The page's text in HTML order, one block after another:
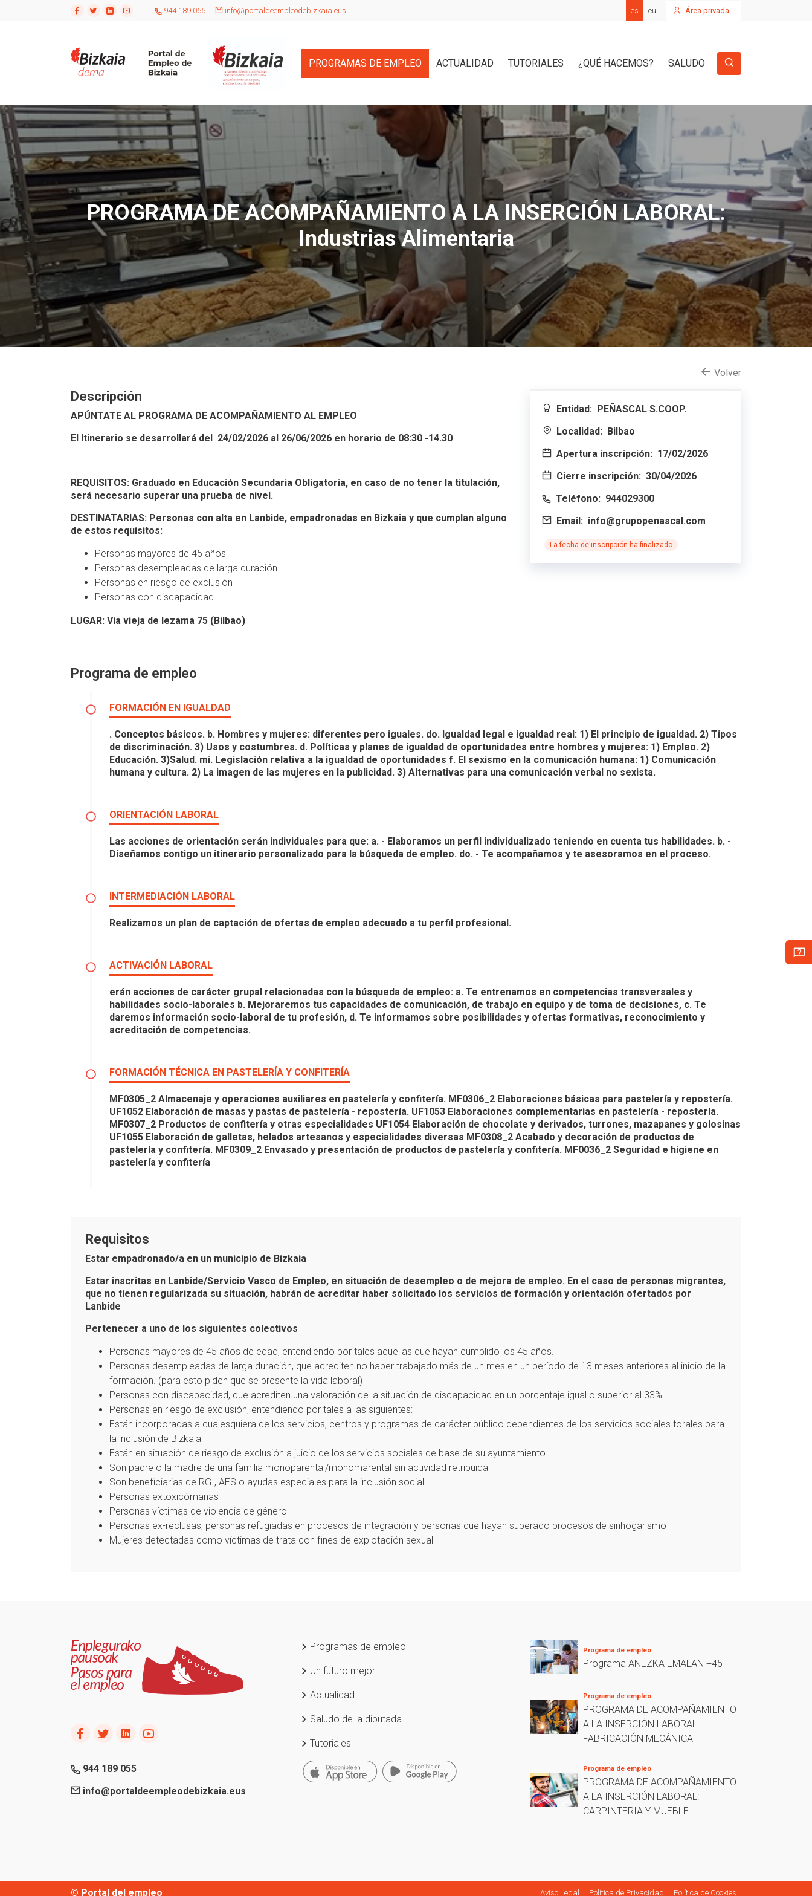
944 189 055 info@portaldeempleodebizkaia.eus es eu Área privada
PROGRAMAS DE EMPLEO ACTUALIDAD TUTORIALES ¿QUÉ HACEMOS? SALUDO
PROGRAMA DE ACOMPAÑAMIENTO A LA INSERCIÓN LABORAL:
Industrias Alimentaria
Volver
Descripción
APÚNTATE AL PROGRAMA DE ACOMPAÑAMIENTO AL EMPLEO
El Itinerario se desarrollará del 24/02/2026 al 26/06/2026 en horario de 08:30 -14.30
REQUISITOS: Graduado en Educación Secundaria Obligatoria, en caso de no tener la titulación,
será necesario superar una prueba de nivel.
DESTINATARIAS: Personas con alta en Lanbide, empadronadas en Bizkaia y que cumplan alguno
de estos requisitos:
Personas mayores de 45 años
Personas desempleadas de larga duración
Personas en riesgo de exclusión
Personas con discapacidad
LUGAR: Via vieja de lezama 75 (Bilbao)
Entidad: PEÑASCAL S.COOP.
Localidad: Bilbao
Apertura inscripción: 17/02/2026
Cierre inscripción: 30/04/2026
Teléfono: 944029300
Email: info@grupopenascal.com
La fecha de inscripción ha finalizado
Programa de empleo
FORMACIÓN EN IGUALDAD
. Conceptos básicos. b. Hombres y mujeres: diferentes pero iguales. do. Igualdad legal e igualdad real: 1) El principio de igualdad. 2) Tipos
de discriminación. 3) Usos y costumbres. d. Políticas y planes de igualdad de oportunidades entre hombres y mujeres: 1) Empleo. 2)
Educación. 3)Salud. mi. Legislación relativa a la igualdad de oportunidades f. El sexismo en la comunicación humana: 1) Comunicación
humana y cultura. 2) La imagen de las mujeres en la publicidad. 3) Alternativas para una comunicación verbal no sexista.
ORIENTACIÓN LABORAL
Las acciones de orientación serán individuales para que: a. - Elaboramos un perfil individualizado teniendo en cuenta tus habilidades. b. -
Diseñamos contigo un itinerario personalizado para la búsqueda de empleo. do. - Te acompañamos y te asesoramos en el proceso.
INTERMEDIACIÓN LABORAL
Realizamos un plan de captación de ofertas de empleo adecuado a tu perfil profesional.
ACTIVACIÓN LABORAL
erán acciones de carácter grupal relacionadas con la búsqueda de empleo: a. Te entrenamos en competencias transversales y
habilidades socio-laborales b. Mejoraremos tus capacidades de comunicación, de trabajo en equipo y de toma de decisiones, c. Te
daremos información socio-laboral de tu profesión, d. Te informamos sobre posibilidades y ofertas formativas, reconocimiento y
acreditación de competencias.
FORMACIÓN TÉCNICA EN PASTELERÍA Y CONFITERÍA
MF0305_2 Almacenaje y operaciones auxiliares en pastelería y confitería. MF0306_2 Elaboraciones básicas para pastelería y repostería.
UF1052 Elaboración de masas y pastas de pastelería - repostería. UF1053 Elaboraciones complementarias en pastelería - repostería.
MF0307_2 Productos de confitería y otras especialidades UF1054 Elaboración de chocolate y derivados, turrones, mazapanes y golosinas
UF1055 Elaboración de galletas, helados artesanos y especialidades diversas MF0308_2 Acabado y decoración de productos de
pastelería y confitería. MF0309_2 Envasado y presentación de productos de pastelería y confitería. MF0036_2 Seguridad e higiene en
pastelería y confitería
Requisitos
Estar empadronado/a en un municipio de Bizkaia
Estar inscritas en Lanbide/Servicio Vasco de Empleo, en situación de desempleo o de mejora de empleo. En el caso de personas migrantes,
que no tienen regularizada su situación, habrán de acreditar haber solicitado los servicios de formación y orientación ofertados por
Lanbide
Pertenecer a uno de los siguientes colectivos
Personas mayores de 45 años de edad, entendiendo por tales aquellas que hayan cumplido los 45 años.
Personas desempleadas de larga duración, que acrediten no haber trabajado más de un mes en un período de 13 meses anteriores al inicio de la
formación. (para esto piden que se presente la vida laboral)
Personas con discapacidad, que acrediten una valoración de la situación de discapacidad en un porcentaje igual o superior al 33%.
Personas en riesgo de exclusión, entendiendo por tales a las siguientes:
Están incorporadas a cualesquiera de los servicios, centros y programas de carácter público dependientes de los servicios sociales forales para
la inclusión de Bizkaia
Están en situación de riesgo de exclusión a juicio de los servicios sociales de base de su ayuntamiento
Son padre o la madre de una familia monoparental/monomarental sin actividad retribuida
Son beneficiarias de RGI, AES o ayudas especiales para la inclusión social
Personas extoxicómanas
Personas víctimas de violencia de género
Personas ex-reclusas, personas refugiadas en procesos de integración y personas que hayan superado procesos de sinhogarismo
Mujeres detectadas como víctimas de trata con fines de explotación sexual
944 189 055
info@portaldeempleodebizkaia.eus
Programas de empleo
Un futuro mejor
Actualidad
Saludo de la diputada
Tutoriales
Programa de empleo
Programa ANEZKA EMALAN +45
Programa de empleo
PROGRAMA DE ACOMPAÑAMIENTO
A LA INSERCIÓN LABORAL:
FABRICACIÓN MECÁNICA
Programa de empleo
PROGRAMA DE ACOMPAÑAMIENTO
A LA INSERCIÓN LABORAL:
CARPINTERIA Y MUEBLE
© Portal del empleo Aviso Legal Política de Privacidad Política de Cookies